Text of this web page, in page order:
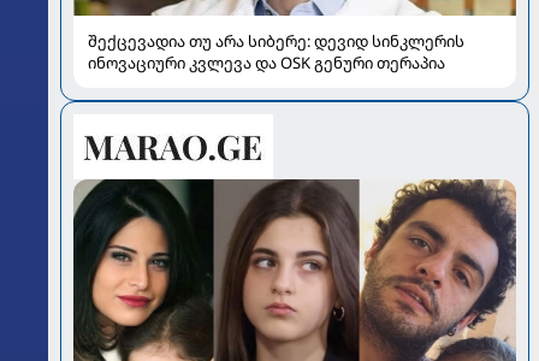
შექცევადია თუ არა სიბერე: დევიდ სინკლერის
ინოვაციური კვლევა და OSK გენური თერაპია